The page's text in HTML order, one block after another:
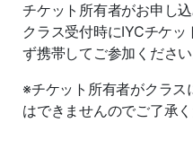
チケット所有者がお申し込
クラス受付時にIYCチケ
ず携帯してご参加ください
※チケット所有者がクラ
はできませんのでご了承く